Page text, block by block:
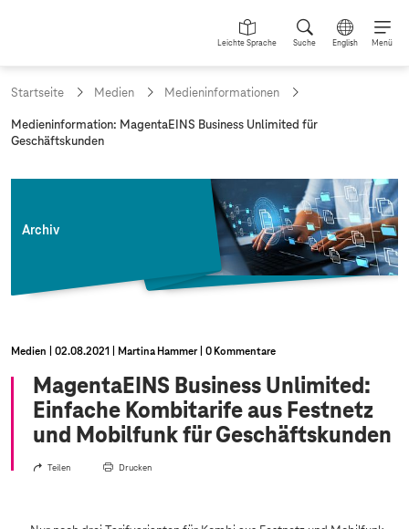
Leichte Sprache Suche English Menü
Startseite Medien Medieninformationen
a
k
Medieninformation: MagentaEINS Business Unlimited für
Geschäftskunden
Archiv
Medien 02.08.2021 Martina Hammer 0 Kommentare
MagentaEINS Business Unlimited:
Einfache Kombitarife aus Festnetz
und Mobilfunk für Geschäftskunden
Teilen Drucken